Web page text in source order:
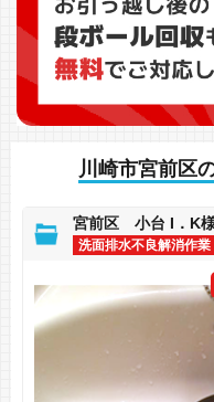
川崎市宮前区
宮前区 小台 I．K
洗面排水不良解消作業